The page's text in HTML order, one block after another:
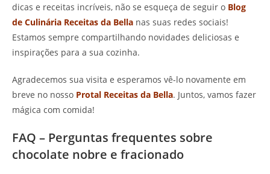
dicas e receitas incríveis, não se esqueça de seguir o Blog
de Culinária Receitas da Bella nas suas redes sociais!
Estamos sempre compartilhando novidades deliciosas e
inspirações para a sua cozinha.
Agradecemos sua visita e esperamos vê-lo novamente em
breve no nosso Protal Receitas da Bella. Juntos, vamos fazer
mágica com comida!
FAQ – Perguntas frequentes sobre
chocolate nobre e fracionado